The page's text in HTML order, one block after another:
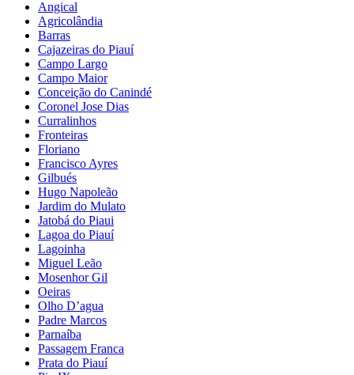
Angical
Agricolândia
Barras
Cajazeiras do Piauí
Campo Largo
Campo Maior
Conceição do Canindé
Coronel Jose Dias
Curralinhos
Fronteiras
Floriano
Francisco Ayres
Gilbués
Hugo Napoleão
Jardim do Mulato
Jatobá do Piaui
Lagoa do Piauí
Lagoinha
Miguel Leão
Mosenhor Gil
Oeiras
Olho D’agua
Padre Marcos
Parnaíba
Passagem Franca
Prata do Piauí